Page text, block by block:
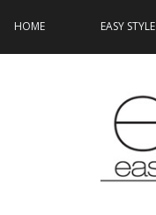
HOME EASY STYLE